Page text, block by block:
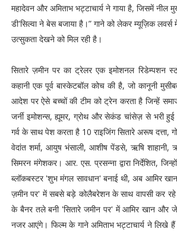
महादेवन और अमिताभ भट्टाचार्य ने गाया है, जिसमें नील
डी'सिल्वा ने बेस बजाया है।” गाने को लेकर म्यूज़िक
उत्सुकता देखने को मिल रही है।
सितारे ज़मीन पर का ट्रेलर एक इमोशनल रिडेम्पशन
कहानी एक पूर्व बास्केटबॉल कोच की है, जो कानूनी
आदेश पर ऐसे बच्चों की टीम को ट्रेन करता है जिन्हें
जर्नी इमोशन्स, ह्यूमर, ग्रोथ और सेकंड चांसेज़ से भरी
गर्व के साथ पेश करता है 10 राइजिंग सितारे अरूष दत्ता,
वेदांत शर्मा, आयुष भंसाली, आशीष पेंडसे, ऋषि
सिमरन मंगेशकर। आर. एस. प्रसन्ना द्वारा निर्देशित,
ब्लॉकबस्टर 'शुभ मंगल सावधान' बनाई थी, अब आमिर
ज़मीन पर' में सबसे बड़े कोलैबरेशन के साथ वापसी कर
के बैनर तले बनी 'सितारे जमीन पर' में आमिर खान और
नजर आएंगे। फिल्म के गाने अमिताभ भट्टाचार्य ने लिखे